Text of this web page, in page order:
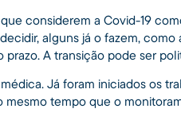
considerem a Covid-19
alguns já o fazem,
A transição pode ser
Já foram iniciados os
tempo que o